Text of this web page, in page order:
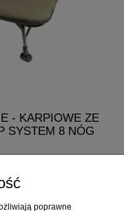
- KARPIOWE ZE
SYSTEM 8 NÓG
poprawne